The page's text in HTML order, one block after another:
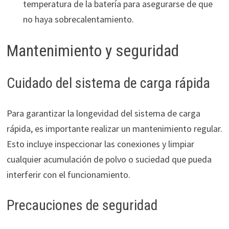
temperatura de la batería para asegurarse de que
no haya sobrecalentamiento.
Mantenimiento y seguridad
Cuidado del sistema de carga rápida
Para garantizar la longevidad del sistema de carga
rápida, es importante realizar un mantenimiento regular.
Esto incluye inspeccionar las conexiones y limpiar
cualquier acumulación de polvo o suciedad que pueda
interferir con el funcionamiento.
Precauciones de seguridad